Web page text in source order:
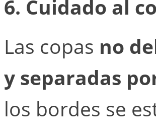
6. Cuidado al
Las copas no
y separadas
los bordes se